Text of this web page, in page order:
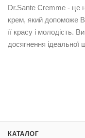
Dr.Sante Cremme - це
крем, який допоможе
її красу і молодість.
досягнення ідеальної
КАТАЛОГ